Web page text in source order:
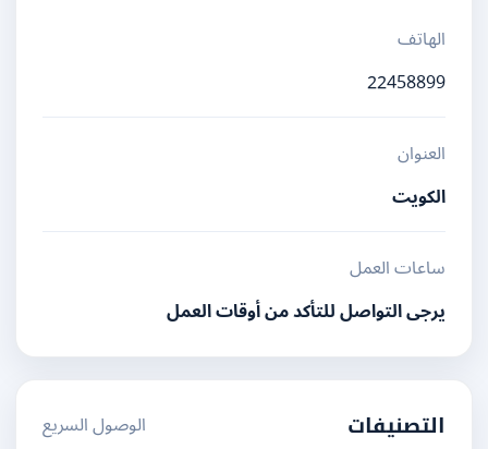
الهاتف
22458899
العنوان
الكويت
ساعات العمل
يرجى التواصل للتأكد من أوقات العمل
التصنيفات الوصول السريع